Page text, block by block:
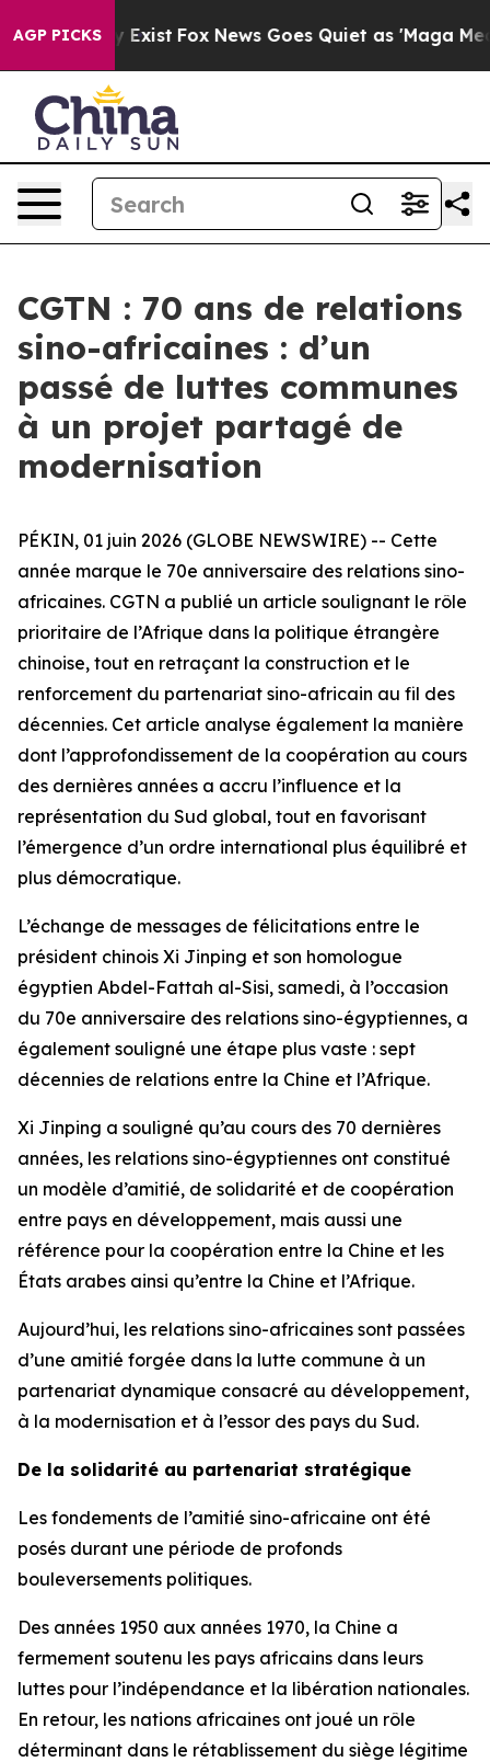
AGP PICKS
They Exist Fox News Goes Quiet as 'Maga Media
CGTN : 70 ans de relations
sino-africaines : d’un
passé de luttes communes
à un projet partagé de
modernisation
PÉKIN, 01 juin 2026 (GLOBE NEWSWIRE) -- Cette
année marque le 70e anniversaire des relations sino-
africaines. CGTN a publié un article soulignant le rôle
prioritaire de l’Afrique dans la politique étrangère
chinoise, tout en retraçant la construction et le
renforcement du partenariat sino-africain au fil des
décennies. Cet article analyse également la manière
dont l’approfondissement de la coopération au cours
des dernières années a accru l’influence et la
représentation du Sud global, tout en favorisant
l’émergence d’un ordre international plus équilibré et
plus démocratique.
L’échange de messages de félicitations entre le
président chinois Xi Jinping et son homologue
égyptien Abdel-Fattah al-Sisi, samedi, à l’occasion
du 70e anniversaire des relations sino-égyptiennes, a
également souligné une étape plus vaste : sept
décennies de relations entre la Chine et l’Afrique.
Xi Jinping a souligné qu’au cours des 70 dernières
années, les relations sino-égyptiennes ont constitué
un modèle d’amitié, de solidarité et de coopération
entre pays en développement, mais aussi une
référence pour la coopération entre la Chine et les
États arabes ainsi qu’entre la Chine et l’Afrique.
Aujourd’hui, les relations sino-africaines sont passées
d’une amitié forgée dans la lutte commune à un
partenariat dynamique consacré au développement,
à la modernisation et à l’essor des pays du Sud.
De la solidarité au partenariat stratégique
Les fondements de l’amitié sino-africaine ont été
posés durant une période de profonds
bouleversements politiques.
Des années 1950 aux années 1970, la Chine a
fermement soutenu les pays africains dans leurs
luttes pour l’indépendance et la libération nationales.
En retour, les nations africaines ont joué un rôle
déterminant dans le rétablissement du siège légitime